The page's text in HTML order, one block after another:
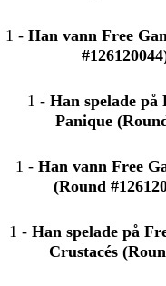
1 -Han vann Free
1 - Han spelade på
Panique
1 -Han vann Free
(Round
1 - Han spelade på
Crustacés